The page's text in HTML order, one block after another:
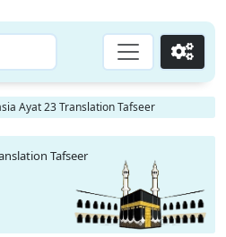
Go
Ayat 23 Translation Tafseer
Tafseer